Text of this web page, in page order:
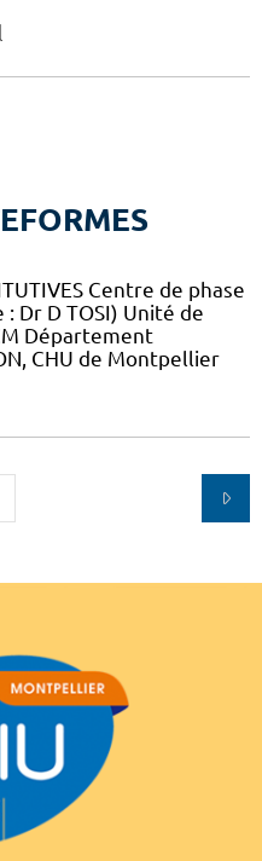
Centre de phase
: Dr D TOSI) Unité de
Département
CHU de Montpellier